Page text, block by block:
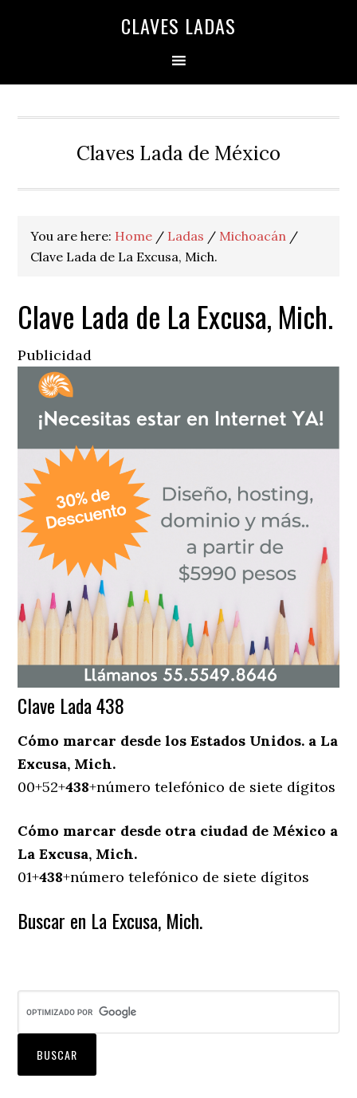
CLAVES LADAS
Claves Lada de México
You are here: Home / Ladas / Michoacán /
Clave Lada de La Excusa, Mich.
Clave Lada de La Excusa, Mich.
Publicidad
Clave Lada 438
Cómo marcar desde los Estados Unidos. a La
Excusa, Mich.
00+52+438+número telefónico de siete dígitos
Cómo marcar desde otra ciudad de México a
La Excusa, Mich.
01+438+número telefónico de siete dígitos
Buscar en La Excusa, Mich.